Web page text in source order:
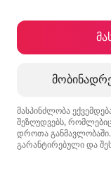
მასპინძლობა
შეზღუდვებს,
დროთა განმავლობაში.
გარანტირებული და